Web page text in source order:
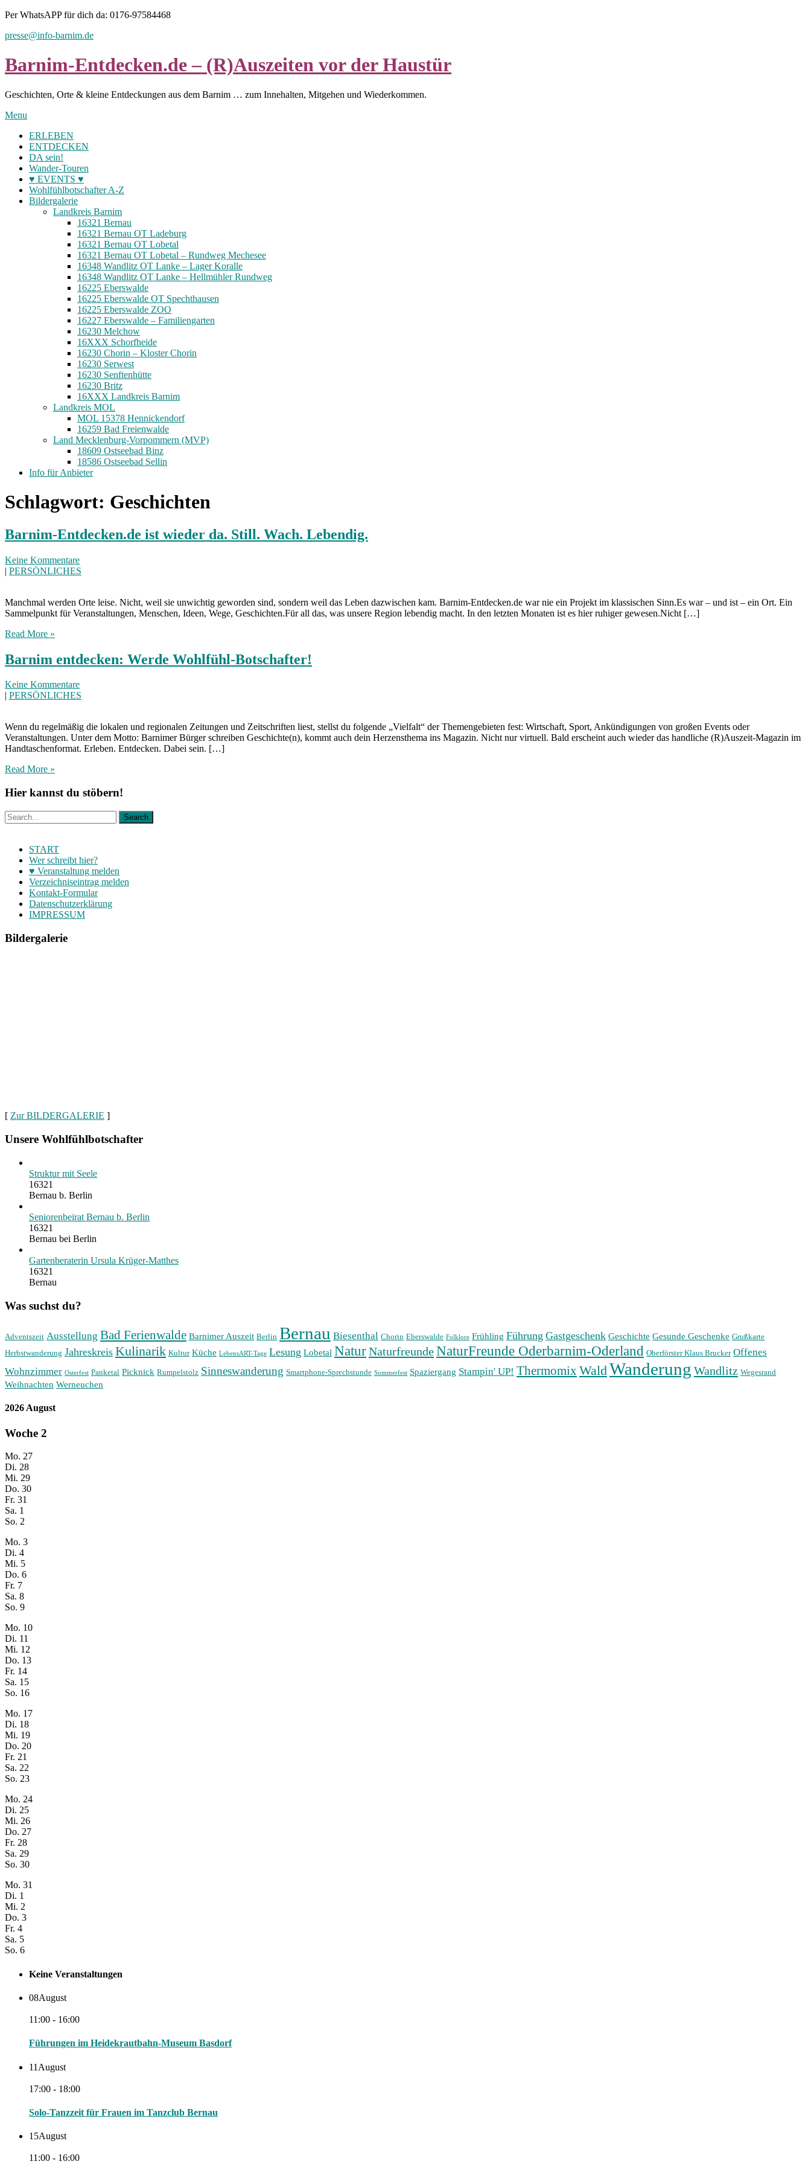
Skip
content
Per WhatsAPP für dich da: 0176-97584468
presse@info-barnim.de
Barnim-Entdecken.de – (R)Auszeiten vor der Haustür
Geschichten, Orte & kleine Entdeckungen aus dem Barnim … zum Innehalten, Mitgehen und Wiederkommen.
Menu
ERLEBEN
ENTDECKEN
DA sein!
Wander-Touren
♥ EVENTS ♥
Wohlfühlbotschafter A-Z
Bildergalerie
Landkreis Barnim
16321 Bernau
16321 Bernau OT Ladeburg
16321 Bernau OT Lobetal
16321 Bernau OT Lobetal – Rundweg Mechesee
16348 Wandlitz OT Lanke – Lager Koralle
16348 Wandlitz OT Lanke – Hellmühler Rundweg
16225 Eberswalde
16225 Eberswalde OT Spechthausen
16225 Eberswalde ZOO
16227 Eberswalde – Familiengarten
16230 Melchow
16XXX Schorfheide
16230 Chorin – Kloster Chorin
16230 Serwest
16230 Senftenhütte
16230 Britz
16XXX Landkreis Barnim
Landkreis MOL
MOL 15378 Hennickendorf
16259 Bad Freienwalde
Land Mecklenburg-Vorpommern (MVP)
18609 Ostseebad Binz
18586 Ostseebad Sellin
Info für Anbieter
Schlagwort: Geschichten
Barnim-Entdecken.de ist wieder da. Still. Wach. Lebendig.
Keine Kommentare
| PERSÖNLICHES
Manchmal werden Orte leise. Nicht, weil sie unwichtig geworden sind, sondern weil das Leben dazwischen kam. Barnim-Entdecken.de war nie ein Projekt im klassischen Sinn.Es war – und ist – ein Ort. Ein
Sammelpunkt für Veranstaltungen, Menschen, Ideen, Wege, Geschichten.Für all das, was unsere Region lebendig macht. In den letzten Monaten ist es hier ruhiger gewesen.Nicht […]
Read More »
Barnim entdecken: Werde Wohlfühl-Botschafter!
Keine Kommentare
PERSÖNLICHES
Wenn du regelmäßig die lokalen und regionalen Zeitungen und Zeitschriften liest, stellst du folgende „Vielfalt“ der Themengebieten fest: Wirtschaft, Sport, Ankündigungen von großen Events oder
Veranstaltungen. Unter dem Motto: Barnimer Bürger schreiben Geschichte(n), kommt auch dein Herzensthema ins Magazin. Nicht nur virtuell. Bald erscheint auch wieder das handliche (R)Auszeit-Magazin im
Handtaschenformat. Erleben. Entdecken. Dabei sein. […]
Read More »
Hier kannst du stöbern!
START
Wer schreibt hier?
♥ Veranstaltung melden
Verzeichniseintrag melden
Kontakt-Formular
Datenschutzerklärung
IMPRESSUM
Bildergalerie
[ Zur BILDERGALERIE ]
Unsere Wohlfühlbotschafter
Struktur mit Seele
16321
Bernau b. Berlin
Seniorenbeirat Bernau b. Berlin
16321
Bernau bei Berlin
Gartenberaterin Ursula Krüger-Matthes
16321
Bernau
Was suchst du?
Adventszeit Ausstellung Bad Ferienwalde Barnimer Auszeit Berlin Bernau Biesenthal Chorin Eberswalde Folklore Frühling Führung Gastgeschenk Geschichte Gesunde Geschenke Grußkarte
Herbstwanderung Jahreskreis Kulinarik Kultur Küche LebensART-Tage Lesung Lobetal NaturNaturfreundeNaturFreunde Oderbarnim-Oderland Oberförster Klaus Brucker Offenes
Wohnzimmer Osterfest Panketal Picknick Rumpelstolz Sinneswanderung Smartphone-Sprechstunde Sommerfest Spaziergang Stampin' UP! ThermomixWaldWanderung Wandlitz Wegesrand
Weihnachten Werneuchen
2026 August
Woche 2
Mo. 27
Di. 28
Mi. 29
Do. 30
Fr. 31
Sa. 1
So. 2
Mo. 3
Di. 4
Mi. 5
Do. 6
Fr. 7
Sa. 8
So. 9
Mo. 10
Di. 11
Mi. 12
Do. 13
Fr. 14
Sa. 15
So. 16
Mo. 17
Di. 18
Mi. 19
Do. 20
Fr. 21
Sa. 22
So. 23
Mo. 24
Di. 25
Mi. 26
Do. 27
Fr. 28
Sa. 29
So. 30
Mo. 31
Di. 1
Mi. 2
Do. 3
Fr. 4
Sa. 5
So. 6
Keine Veranstaltungen
08August
11:00 - 16:00
Führungen im Heidekrautbahn-Museum Basdorf
11 August
17:00 - 18:00
Solo-Tanzzeit für Frauen im Tanzclub Bernau
15August
11:00 - 16:00